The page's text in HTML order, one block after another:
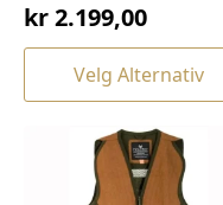
kr2.199,00
Velg Alternativ
Dette
produktet
varianter.
Alternativene